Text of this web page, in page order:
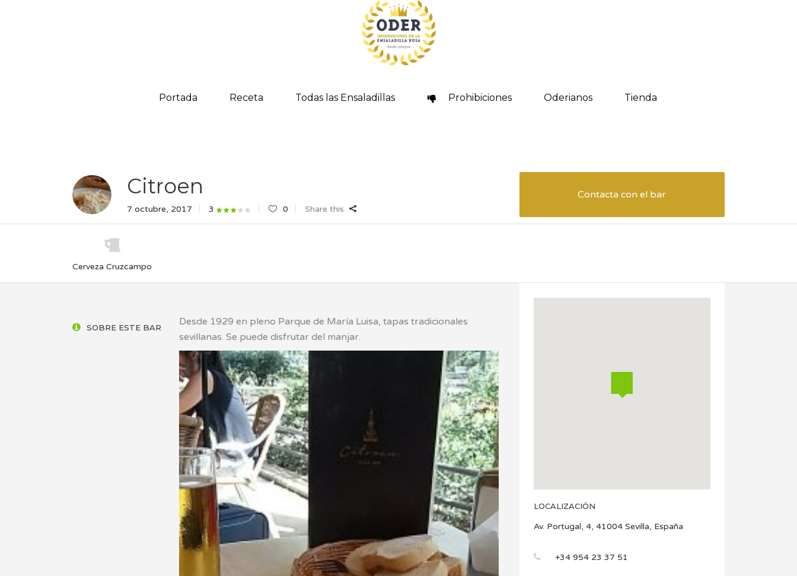
Portada Receta Todas las Ensaladillas Prohibiciones Oderianos Tienda
Citroen
7 octubre, 2017 3 0 Share this
Contacta con el bar
Cerveza Cruzcampo
SOBRE ESTE BAR
Desde 1929 en pleno Parque de María Luisa, tapas tradicionales
sevillanas. Se puede disfrutar del manjar.
LOCALIZACIÓN
Av. Portugal, 4, 41004 Sevilla, España
+34 954 23 37 51